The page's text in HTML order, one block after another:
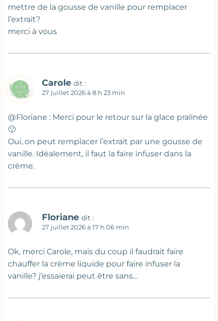
mettre de la gousse de vanille pour remplacer
l’extrait?
merci à vous
Carole dit :
27 juillet 2026 à 8 h 23 min
@Floriane : Merci pour le retour sur la glace pralinée
🙂
Oui, on peut remplacer l’extrait par une gousse de
vanille. Idéalement, il faut la faire infuser dans la
crème.
Floriane dit :
27 juillet 2026 à 17 h 06 min
Ok, merci Carole, mais du coup il faudrait faire
chauffer la crème liquide pour faire infuser la
vanille? j’essaierai peut être sans…